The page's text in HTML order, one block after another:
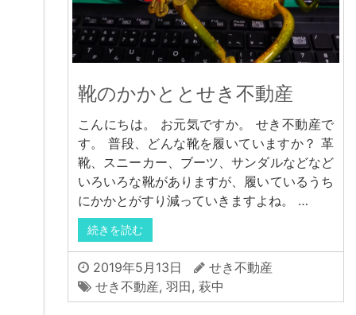
靴のかかととせき不動産
こんにちは。 お元気ですか。 せき不動産で
す。 普段、どんな靴を履いていますか？ 革
靴、スニーカー、ブーツ、サンダルなどなど
いろいろな靴がありますが、履いているうち
にかかとがすり減っていきますよね。 …
続きを読む
2019年5月13日
せき不動産
せき不動産, 羽田, 萩中